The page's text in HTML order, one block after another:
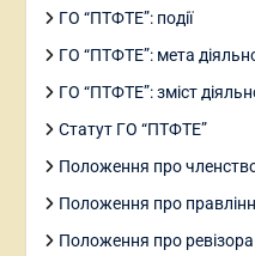
ГО “ПТФТЕ”: події
ГО “ПТФТЕ”: мета
ГО “ПТФТЕ”: зміст
Статут ГО “ПТФТЕ”
Положення про
Положення про
Положення про